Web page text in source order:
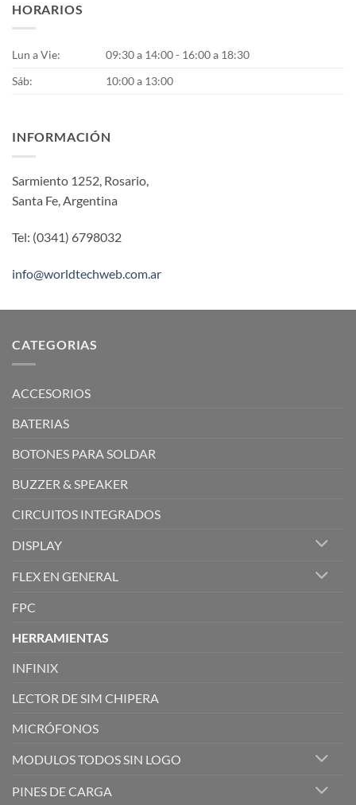
HORARIOS
Lun a Vie:
09:30 a 14:00 - 16:00 a 18:30
Sáb:
10:00 a 13:00
INFORMACIÓN
Sarmiento 1252, Rosario,
Santa Fe, Argentina
Tel: (0341) 6798032
info@worldtechweb.com.ar
CATEGORIAS
ACCESORIOS
BATERIAS
BOTONES PARA SOLDAR
BUZZER & SPEAKER
CIRCUITOS INTEGRADOS
DISPLAY
FLEX EN GENERAL
FPC
HERRAMIENTAS
INFINIX
LECTOR DE SIM CHIPERA
MICRÓFONOS
MODULOS TODOS SIN LOGO
PINES DE CARGA